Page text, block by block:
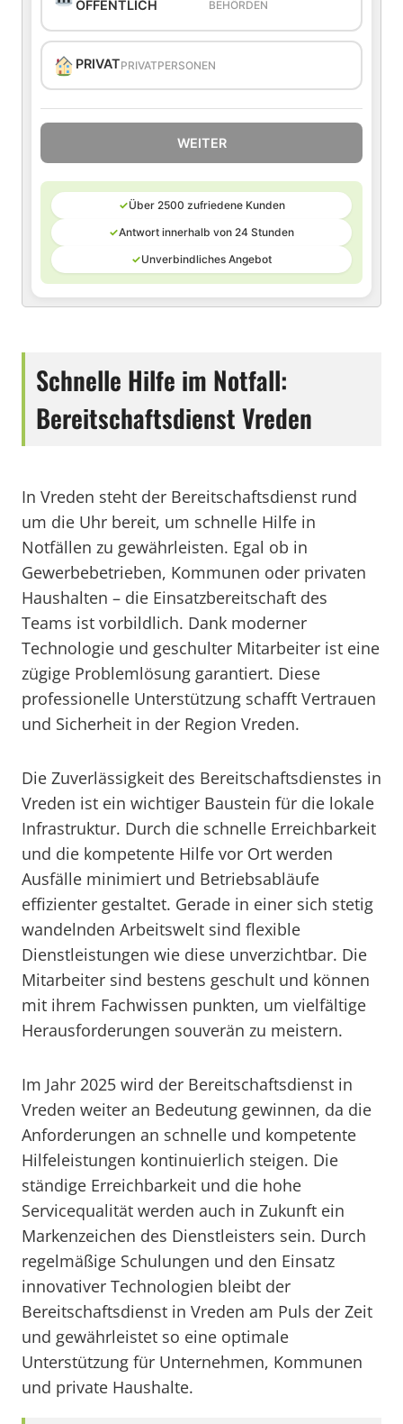
ÖFFENTLICH
BEHÖRDEN
PRIVATPRIVATPERSONEN
WEITER
✓Über 2500 zufriedene Kunden
✓Antwort innerhalb von 24 Stunden
✓Unverbindliches Angebot
Schnelle Hilfe im Notfall:
Bereitschaftsdienst Vreden
In Vreden steht der Bereitschaftsdienst rund
um die Uhr bereit, um schnelle Hilfe in
Notfällen zu gewährleisten. Egal ob in
Gewerbebetrieben, Kommunen oder privaten
Haushalten – die Einsatzbereitschaft des
Teams ist vorbildlich. Dank moderner
Technologie und geschulter Mitarbeiter ist eine
zügige Problemlösung garantiert. Diese
professionelle Unterstützung schafft Vertrauen
und Sicherheit in der Region Vreden.
Die Zuverlässigkeit des Bereitschaftsdienstes in
Vreden ist ein wichtiger Baustein für die lokale
Infrastruktur. Durch die schnelle Erreichbarkeit
und die kompetente Hilfe vor Ort werden
Ausfälle minimiert und Betriebsabläufe
effizienter gestaltet. Gerade in einer sich stetig
wandelnden Arbeitswelt sind flexible
Dienstleistungen wie diese unverzichtbar. Die
Mitarbeiter sind bestens geschult und können
mit ihrem Fachwissen punkten, um vielfältige
Herausforderungen souverän zu meistern.
Im Jahr 2025 wird der Bereitschaftsdienst in
Vreden weiter an Bedeutung gewinnen, da die
Anforderungen an schnelle und kompetente
Hilfeleistungen kontinuierlich steigen. Die
ständige Erreichbarkeit und die hohe
Servicequalität werden auch in Zukunft ein
Markenzeichen des Dienstleisters sein. Durch
regelmäßige Schulungen und den Einsatz
innovativer Technologien bleibt der
Bereitschaftsdienst in Vreden am Puls der Zeit
und gewährleistet so eine optimale
Unterstützung für Unternehmen, Kommunen
und private Haushalte.